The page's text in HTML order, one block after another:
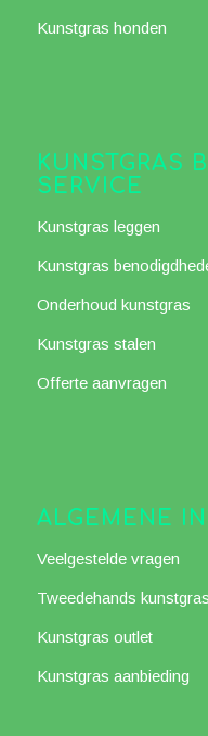
Kunstgras honden
KUNSTGRAS
SERVICE
Kunstgras leggen
Kunstgras
Onderhoud kunstgras
Kunstgras stalen
Offerte aanvragen
ALGEMENE
Veelgestelde vragen
Tweedehands kunstgras
Kunstgras outlet
Kunstgras aanbieding